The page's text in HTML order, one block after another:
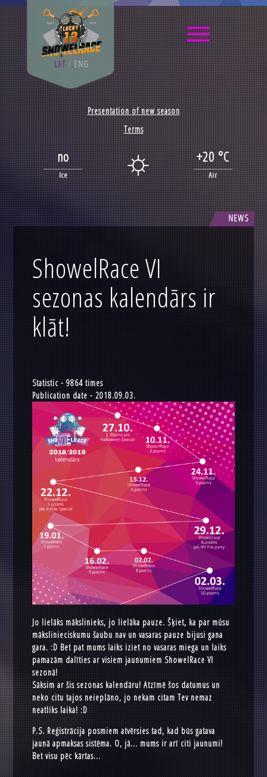
LAT / ENG
Presentation of new season
Terms
no +20 °C
Ice Air
NEWS
ShowelRace VI
sezonas kalendārs ir
klāt!
Statistic - 9864 times
Publication date - 2018.09.03.
Jo lielāks mākslinieks, jo lielāka pauze. Šķiet, ka par mūsu
mākslinieciskumu šaubu nav un vasaras pauze bijusi gana
gara. :D Bet pat mums laiks iziet no vasaras miega un laiks
pamazām dalīties ar visiem jaunumiem ShowelRace VI
sezonā!
Sāksim ar šis sezonas kalendāru! Atzīmē šos datumus un
neko citu tajos neieplāno, jo nekam citam Tev nemaz
neatliks laika! :D
P.S. Reģistrācija posmiem atvērsies tad, kad būs gatava
jaunā apmaksas sistēma. O, jā... mums ir arī citi jaunumi!
Bet visu pēc kārtas...